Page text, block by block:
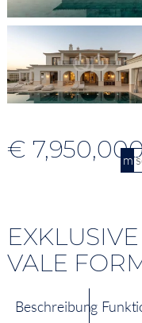
€ m2
VALE
Beschreibung